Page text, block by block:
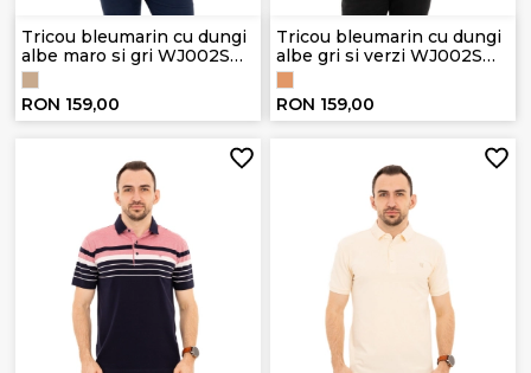
Tricou bleumarin cu dungi
albe maro si gri WJ002S
BROWN
RON 159,00
Tricou bleumarin cu dungi
albe gri si verzi WJ002S
GREEN
RON 159,00